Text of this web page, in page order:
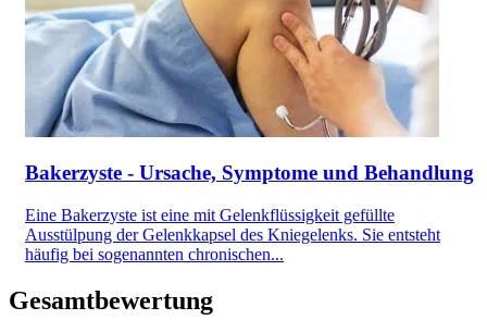
Bakerzyste - Ursache, Symptome und Behandlung
Eine Bakerzyste ist eine mit Gelenkflüssigkeit gefüllte
Ausstülpung der Gelenkkapsel des Kniegelenks. Sie entsteht
häufig bei sogenannten chronischen...
Gesamtbewertung